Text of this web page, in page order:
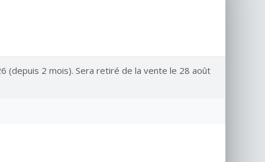
(depuis 2 mois). Sera retiré de la vente le 28 août